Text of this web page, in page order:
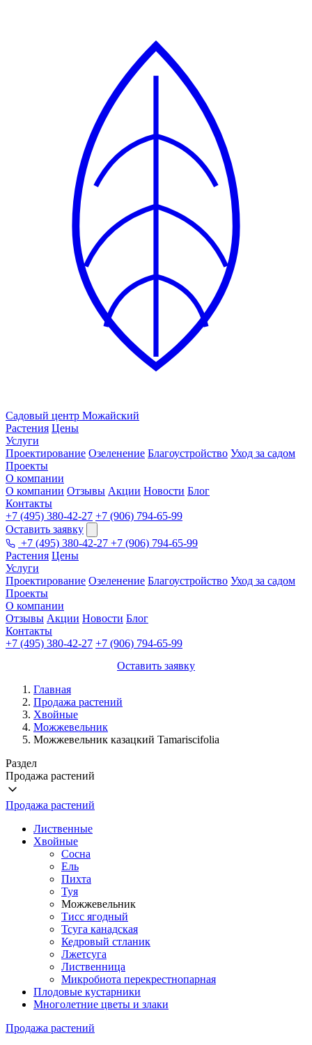
Садовый центр Можайский
Растения Цены
Услуги
Проектирование Озеленение Благоустройство Уход за садом
Проекты
О компании
О компании Отзывы Акции Новости Блог
Контакты
+7 (495) 380-42-27 +7 (906) 794-65-99
Оставить заявку
+7 (495) 380-42-27 +7 (906) 794-65-99
Растения Цены
Услуги
Проектирование Озеленение Благоустройство Уход за садом
Проекты
О компании
Отзывы Акции Новости Блог
Контакты
+7 (495) 380-42-27 +7 (906) 794-65-99
Оставить заявку
Главная
Продажа растений
Хвойные
Можжевельник
Можжевельник казацкий Tamariscifolia
Раздел
Продажа растений
Продажа растений
Лиственные
Хвойные
Сосна
Ель
Пихта
Туя
Можжевельник
Тисс ягодный
Тсуга канадская
Кедровый стланик
Лжетсуга
Лиственница
Микробиота перекрестнопарная
Плодовые кустарники
Многолетние цветы и злаки
Продажа растений